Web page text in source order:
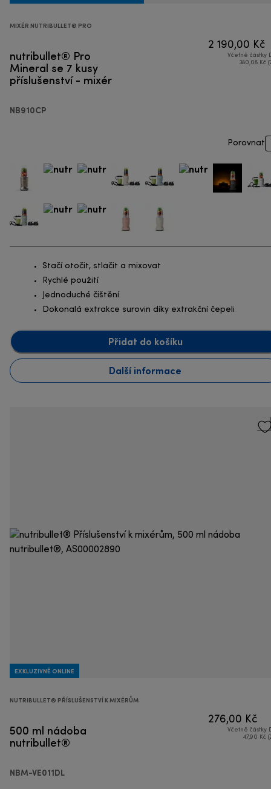
MIXÉR NUTRIBULLET® PRO
nutribullet® Pro
Mineral se 7 kusy
příslušenství - mixér
NB910CP
2 190,00 Kč
Včetně částky
380,08 Kč
Porovnat
Stačí otočit, stlačit a mixovat
Rychlé použití
Jednoduché čištění
Dokonalá extrakce surovin díky extrakční čepeli
Přidat do košíku
Další informace
EXKLUZIVNĚ ONLINE
NUTRIBULLET® PŘÍSLUŠENSTVÍ K MIXÉRŮM
500 ml nádoba
nutribullet®
NBM-VE011DL
276,00 Kč
Včetně částky
47,90 Kč